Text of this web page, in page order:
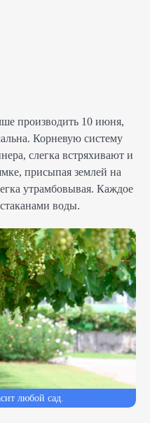
производить 10 июня,
Корневую систему
слегка встряхивают и
присыпая землей на
утрамбовывая. Каждое
воды.
любой сад.